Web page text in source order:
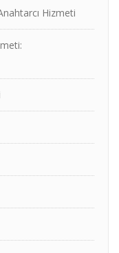
Hizmeti